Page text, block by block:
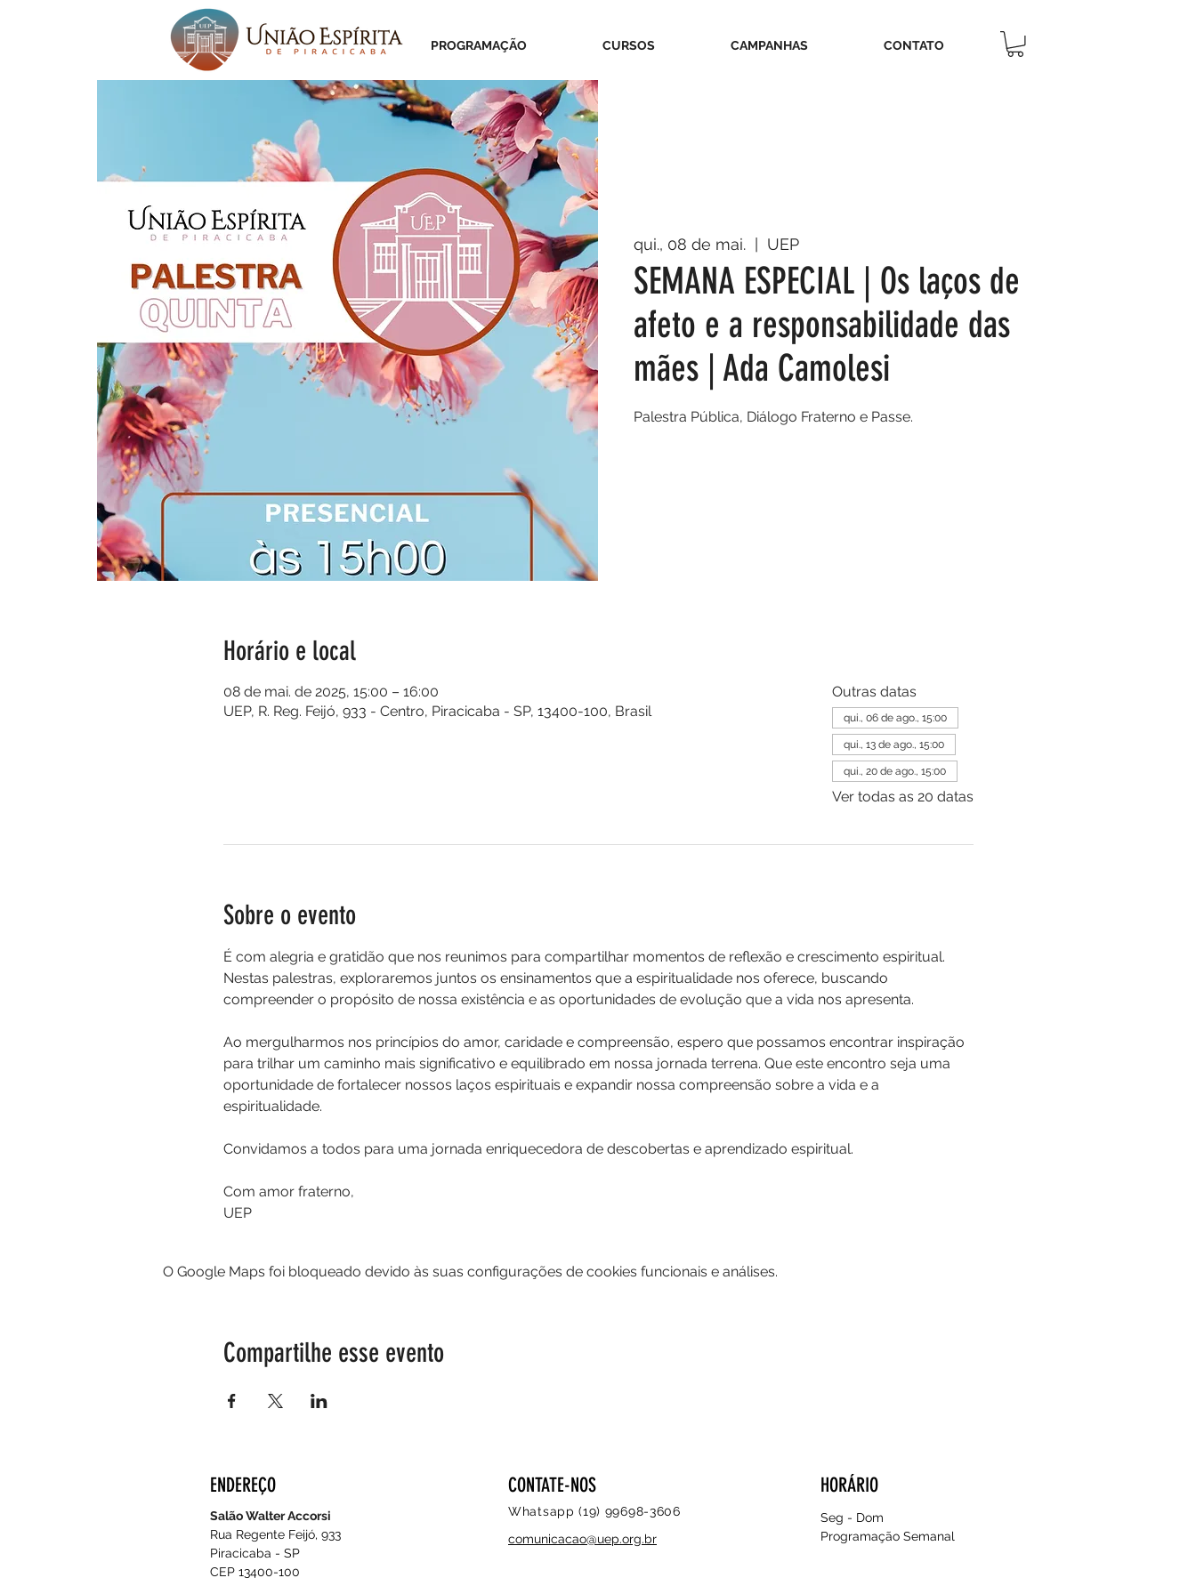
PROGRAMAÇÃO CURSOS CAMPANHAS CONTATO
qui., 08 de mai.
  |
UEP
SEMANA ESPECIAL | Os laços de
afeto e a responsabilidade das
mães | Ada Camolesi
Palestra Pública, Diálogo Fraterno e Passe.
Horário e local
08 de mai. de 2025, 15:00 – 16:00
UEP, R. Reg. Feijó, 933 - Centro, Piracicaba - SP, 13400-100, Brasil
Outras datas
qui., 06 de ago., 15:00
qui., 13 de ago., 15:00
qui., 20 de ago., 15:00
Ver todas as 20 datas
Sobre o evento
É com alegria e gratidão que nos reunimos para compartilhar momentos de reflexão e crescimento espiritual.
Nestas palestras, exploraremos juntos os ensinamentos que a espiritualidade nos oferece, buscando
compreender o propósito de nossa existência e as oportunidades de evolução que a vida nos apresenta.
Ao mergulharmos nos princípios do amor, caridade e compreensão, espero que possamos encontrar inspiração
para trilhar um caminho mais significativo e equilibrado em nossa jornada terrena. Que este encontro seja uma
oportunidade de fortalecer nossos laços espirituais e expandir nossa compreensão sobre a vida e a
espiritualidade.
Convidamos a todos para uma jornada enriquecedora de descobertas e aprendizado espiritual.
Com amor fraterno,
UEP
O Google Maps foi bloqueado devido às suas configurações de cookies funcionais e análises.
Compartilhe esse evento
ENDEREÇO
Salão Walter Accorsi
Rua Regente Feijó, 933
Piracicaba - SP
CEP 13400-100
CONTATE-NOS
Whatsapp (19) 99698-3606
comunicacao@uep.org.br
HORÁRIO
Seg - Dom
Programação Semanal